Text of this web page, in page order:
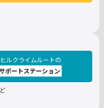
ルクライムルートの
ポートステーション